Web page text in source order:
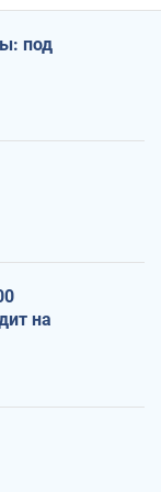
под
на